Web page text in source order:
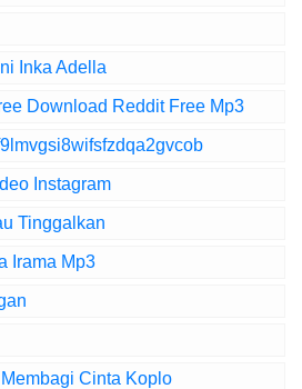
Inka Adella
Download Reddit Free Mp3
Instagram
Tinggalkan
Irama Mp3
Cinta Koplo